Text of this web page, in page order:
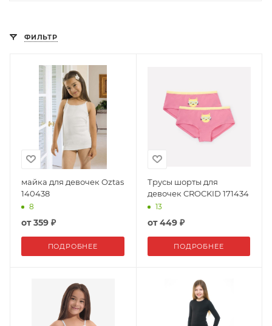
ФИЛЬТР
майка для девочек Oztas
140438
8
от359 ₽
ПОДРОБНЕЕ
Трусы шорты для
девочек CROCKID 171434
13
от449 ₽
ПОДРОБНЕЕ